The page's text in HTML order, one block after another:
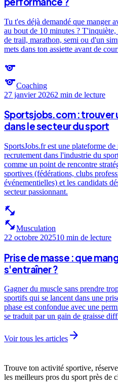
Tu t'es déjà demandé que manger
au bout de 10 minutes ?
de trail, marathon, semi ou d'un
mets dans ton assiette avant de
sports
sportsCoaching
27 janvier 20262 min de lecture
Sportsjobs.com : trouver
dans le secteur du sport
SportsJobs.fr est une plateforme
recrutement dans l'industrie du
comme un point de rencontre
sportives (fédérations, clubs
événementielles) et les candidats
secteur passionnant.
fitness_center
fitness_centerMusculation
22 octobre 202510 min de lecture
Prise de masse : que
s'entraîner ?
Gagner du muscle sans prendre
sportifs qui se lancent dans une
phase est confondue avec une
se traduit par un gain de graisse
Voir tous les articles arrow_forward
Trouve ton activité sportive,
les meilleurs pros du sport près de